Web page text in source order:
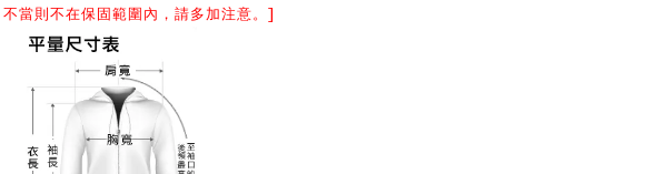
不當則不在保固範圍內，請多加注意。]